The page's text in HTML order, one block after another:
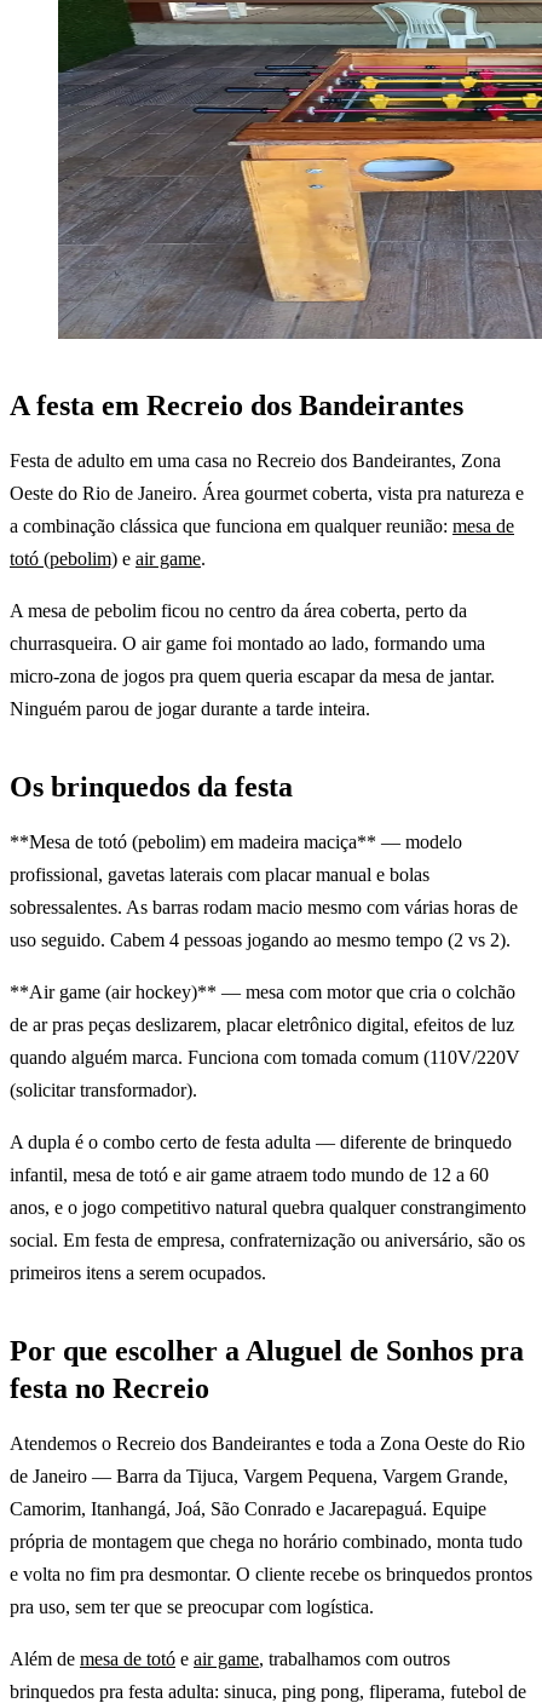
A festa em Recreio dos Bandeirantes
Festa de adulto em uma casa no Recreio dos Bandeirantes, Zona
Oeste do Rio de Janeiro. Área gourmet coberta, vista pra natureza e
a combinação clássica que funciona em qualquer reunião: mesa de
totó (pebolim) e air game.
A mesa de pebolim ficou no centro da área coberta, perto da
churrasqueira. O air game foi montado ao lado, formando uma
micro-zona de jogos pra quem queria escapar da mesa de jantar.
Ninguém parou de jogar durante a tarde inteira.
Os brinquedos da festa
**Mesa de totó (pebolim) em madeira maciça** — modelo
profissional, gavetas laterais com placar manual e bolas
sobressalentes. As barras rodam macio mesmo com várias horas de
uso seguido. Cabem 4 pessoas jogando ao mesmo tempo (2 vs 2).
**Air game (air hockey)** — mesa com motor que cria o colchão
de ar pras peças deslizarem, placar eletrônico digital, efeitos de luz
quando alguém marca. Funciona com tomada comum (110V/220V
(solicitar transformador).
A dupla é o combo certo de festa adulta — diferente de brinquedo
infantil, mesa de totó e air game atraem todo mundo de 12 a 60
anos, e o jogo competitivo natural quebra qualquer constrangimento
social. Em festa de empresa, confraternização ou aniversário, são os
primeiros itens a serem ocupados.
Por que escolher a Aluguel de Sonhos pra
festa no Recreio
Atendemos o Recreio dos Bandeirantes e toda a Zona Oeste do Rio
de Janeiro — Barra da Tijuca, Vargem Pequena, Vargem Grande,
Camorim, Itanhangá, Joá, São Conrado e Jacarepaguá. Equipe
própria de montagem que chega no horário combinado, monta tudo
e volta no fim pra desmontar. O cliente recebe os brinquedos prontos
pra uso, sem ter que se preocupar com logística.
Além de mesa de totó e air game, trabalhamos com outros
brinquedos pra festa adulta: sinuca, ping pong, fliperama, futebol de